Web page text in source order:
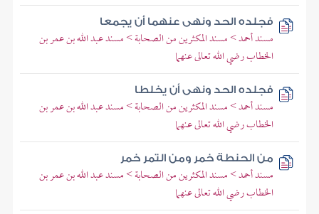
فجلده الحد ونهى عنهما أن يجمعا
مسند أحمد > مسند المكثرين من الصحابة > مسند عبد الله بن عمر بن
الخطاب رضي الله تعالى عنهما
فجلده الحد ونهى أن يخلطا
مسند أحمد > مسند المكثرين من الصحابة > مسند عبد الله بن عمر بن
الخطاب رضي الله تعالى عنهما
من الحنطة خمر ومن التمر خمر
مسند أحمد > مسند المكثرين من الصحابة > مسند عبد الله بن عمر بن
الخطاب رضي الله تعالى عنهما